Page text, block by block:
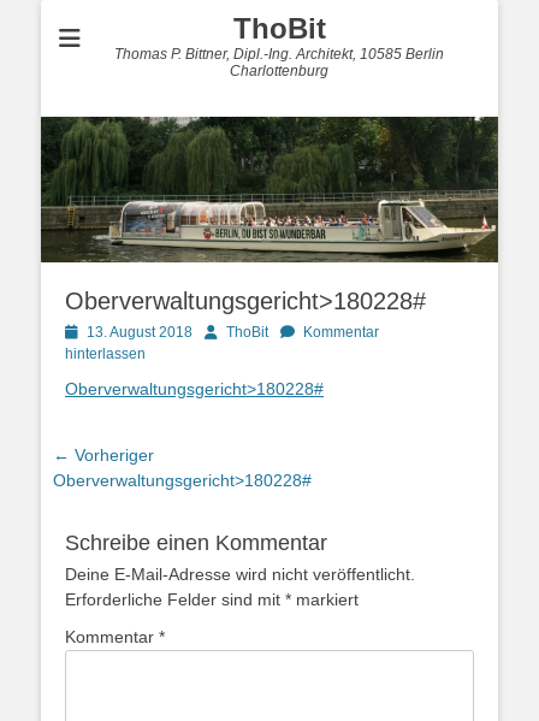
ThoBit
Thomas P. Bittner, Dipl.-Ing. Architekt, 10585 Berlin
Charlottenburg
Oberverwaltungsgericht>180228#
Posted
on
13. August 2018 AutorThoBit
Kommentar
hinterlassen
Oberverwaltungsgericht>180228#
Beitragsnavigation
← Vorheriger
Vorheriger
Oberverwaltungsgericht>180228#
Schreibe einen Kommentar
Deine E-Mail-Adresse wird nicht veröffentlicht.
Erforderliche Felder sind mit * markiert
Kommentar *